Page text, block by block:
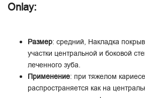
Onlay:
Размер: средний, Накладка
участки центральной и боковой
леченного зуба.
Применение: при тяжелом
распространяется как на